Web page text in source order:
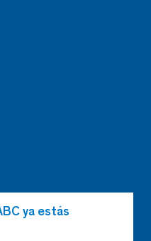
ya estás